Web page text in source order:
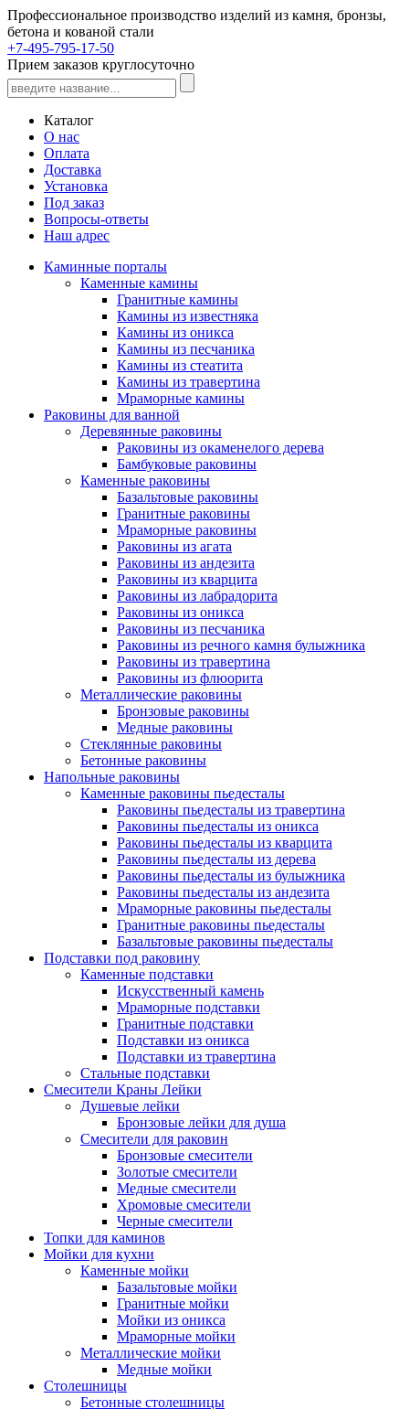
Профессиональное производство изделий из камня, бронзы,
бетона и кованой стали
+7-495-795-17-50
Прием заказов круглосуточно
Каталог
О нас
Оплата
Доставка
Установка
Под заказ
Вопросы-ответы
Наш адрес
Каминные порталы
Каменные камины
Гранитные камины
Камины из известняка
Камины из оникса
Камины из песчаника
Камины из стеатита
Камины из травертина
Мраморные камины
Раковины для ванной
Деревянные раковины
Раковины из окаменелого дерева
Бамбуковые раковины
Каменные раковины
Базальтовые раковины
Гранитные раковины
Мраморные раковины
Раковины из агата
Раковины из андезита
Раковины из кварцита
Раковины из лабрадорита
Раковины из оникса
Раковины из песчаника
Раковины из речного камня булыжника
Раковины из травертина
Раковины из флюорита
Металлические раковины
Бронзовые раковины
Медные раковины
Стеклянные раковины
Бетонные раковины
Напольные раковины
Каменные раковины пьедесталы
Раковины пьедесталы из травертина
Раковины пьедесталы из оникса
Раковины пьедесталы из кварцита
Раковины пьедесталы из дерева
Раковины пьедесталы из булыжника
Раковины пьедесталы из андезита
Мраморные раковины пьедесталы
Гранитные раковины пьедесталы
Базальтовые раковины пьедесталы
Подставки под раковину
Каменные подставки
Искусственный камень
Мраморные подставки
Гранитные подставки
Подставки из оникса
Подставки из травертина
Стальные подставки
Смесители Краны Лейки
Душевые лейки
Бронзовые лейки для душа
Смесители для раковин
Бронзовые смесители
Золотые смесители
Медные смесители
Хромовые смесители
Черные смесители
Топки для каминов
Мойки для кухни
Каменные мойки
Базальтовые мойки
Гранитные мойки
Мойки из оникса
Мраморные мойки
Металлические мойки
Медные мойки
Столешницы
Бетонные столешницы